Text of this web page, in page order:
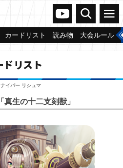
ヴァンガードch
検索 メニュー
カードリスト 読み物 大会ルール
ドリスト
イパー リシュマ
真生の十二支刻獣」